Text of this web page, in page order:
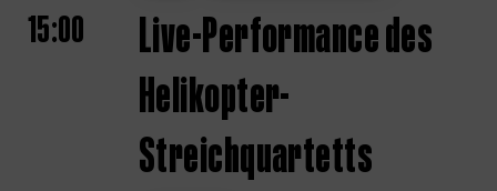
15:00
Live-Performance des
Helikopter-
Streichquartetts